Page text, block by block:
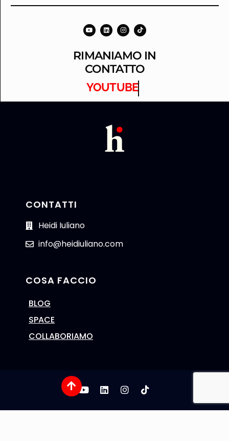
RIMANIAMO IN
CONTATTO
YOUTUBE
CONTATTI
Heidi Iuliano
info@heidiuliano.com
COSA FACCIO
BLOG
SPACE
COLLABORIAMO